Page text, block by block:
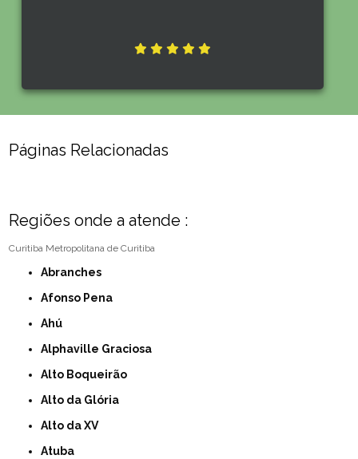
Páginas Relacionadas
Regiões onde a atende :
Curitiba Metropolitana de Curitiba
Abranches
Afonso Pena
Ahú
Alphaville Graciosa
Alto Boqueirão
Alto da Glória
Alto da XV
Atuba